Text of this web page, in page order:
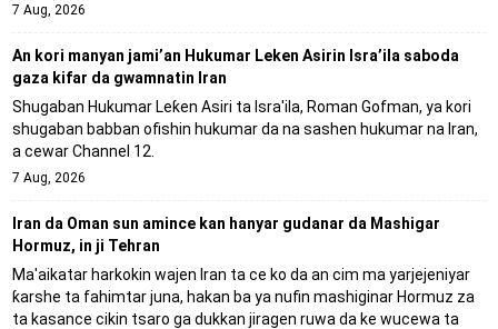
7 Aug, 2026
An kori manyan jami’an Hukumar Leken Asirin Isra’ila saboda
gaza kifar da gwamnatin Iran
Shugaban Hukumar Leƙen Asiri ta Isra'ila, Roman Gofman, ya kori
shugaban babban ofishin hukumar da na sashen hukumar na Iran,
a cewar Channel 12.
7 Aug, 2026
Iran da Oman sun amince kan hanyar gudanar da Mashigar
Hormuz, in ji Tehran
Ma'aikatar harkokin wajen Iran ta ce ko da an cim ma yarjejeniyar
ƙarshe ta fahimtar juna, hakan ba ya nufin mashiginar Hormuz za
ta kasance cikin tsaro ga dukkan jiragen ruwa da ke wucewa ta